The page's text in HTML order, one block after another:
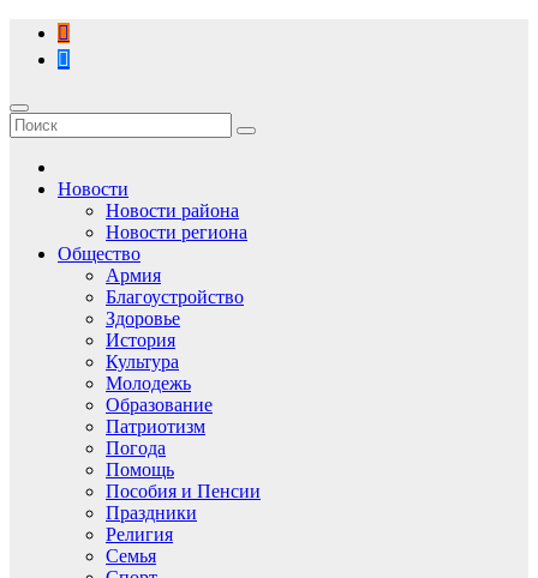
Перейти
содержимому
Новости
Новости района
Новости региона
Общество
Армия
Благоустройство
Здоровье
История
Культура
Молодежь
Образование
Патриотизм
Погода
Помощь
Пособия и Пенсии
Праздники
Религия
Семья